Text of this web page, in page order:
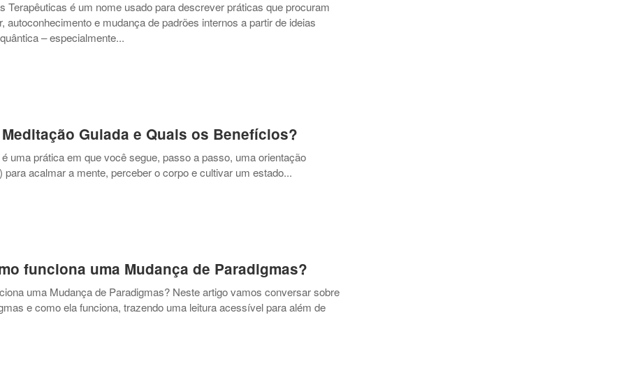
Terapêuticas é um nome usado para descrever práticas que procuram
autoconhecimento e mudança de padrões internos a partir de ideias
– especialmente...
Guiada e Quais os Benefícios?
uma prática em que você segue, passo a passo, uma orientação
para acalmar a mente, perceber o corpo e cultivar um estado...
funciona uma Mudança de Paradigmas?
uma Mudança de Paradigmas? Neste artigo vamos conversar sobre
e como ela funciona, trazendo uma leitura acessível para além de